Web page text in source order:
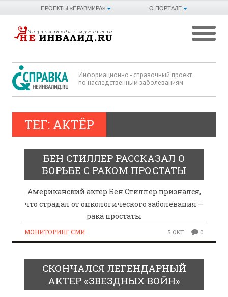
О ПОРТАЛЕ
ПРОЕКТЫ «ПРАВМИРА»
Информационно - справочный проект
по наследственным заболеваниям
ТЕГ: АКТЁР
БЕН СТИЛЛЕР РАССКАЗАЛ О
БОРЬБЕ С РАКОМ ПРОСТАТЫ
Американский актер Бен Стиллер признался,
что страдал от онкологического заболевания —
рака простаты
МОНИТОРИНГ СМИ 5 ОКТ 0
СКОНЧАЛСЯ ЛЕГЕНДАРНЫЙ
АКТЕР «ЗВЕЗДНЫХ ВОЙН»